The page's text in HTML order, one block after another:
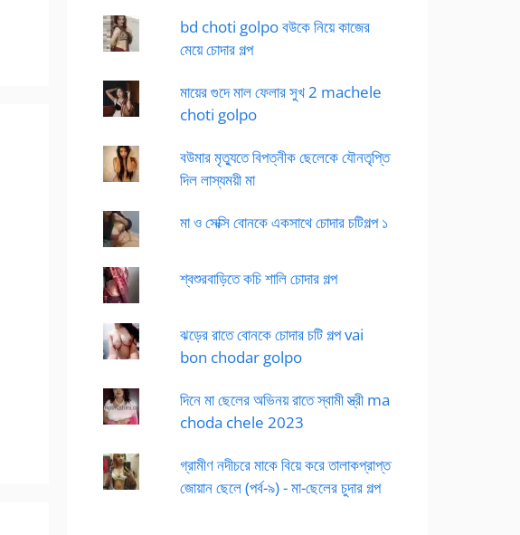
bd choti golpo বউকে নিয়ে কাজের
মেয়ে চোদার গল্প
মায়ের গুদে মাল ফেলার সুখ 2 machele
choti golpo
বউমার মৃত্যুতে বিপত্নীক ছেলেকে যৌনতৃপ্তি
দিল লাস্যময়ী মা
মা ও সেক্সি বোনকে একসাথে চোদার চটিগল্প ১
শ্বশুরবাড়িতে কচি শালি চোদার গল্প
ঝড়ের রাতে বোনকে চোদার চটি গল্প vai
bon chodar golpo
দিনে মা ছেলের অভিনয় রাতে স্বামী স্ত্রী ma
choda chele 2023
গ্রামীণ নদীচরে মাকে বিয়ে করে তালাকপ্রাপ্ত
জোয়ান ছেলে (পর্ব-৯) - মা-ছেলের চুদার গল্প